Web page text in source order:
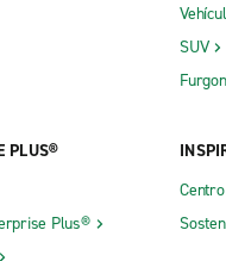
PLUS®
Plus®
SUV